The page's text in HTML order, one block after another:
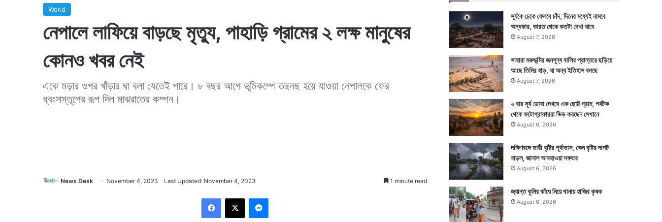
World
নেপালে লাফিয়ে বাড়ছে মৃত্যু, পাহাড়ি গ্রামের ২ লক্ষ মানুষের
কোনও খবর নেই
একে মড়ার ওপর খাঁড়ার ঘা বলা যেতেই পারে। ৮ বছর আগে ভূমিকম্পে তছনছ হয়ে যাওয়া নেপালকে ফের
ধ্বংসস্তূপের রূপ দিল মাঝরাতের কম্পন।
News Desk November 4, 2023 Last Updated: November 4, 2023 1 minute read
সূর্যকে ঢেকে ফেলবে চাঁদ, দিনের মধ্যেই নামবে
অন্ধকার, ভারত থেকে কতটা দেখা যাবে
August 7, 2026
সাহারা মরুভূমির জনশূন্য বালির প্রান্তরে ছড়িয়ে
আছে তিমির হাড়, যা অন্য ইতিহাস বলছে
August 7, 2026
২ বার সূর্য ডোবা দেখবে এক ছোট্ট গ্রাম, পর্যটক
থেকে ফটোগ্রাফাররা ভিড় করছেন সেখানে
August 6, 2026
দক্ষিণবঙ্গে ভারী বৃষ্টির পূর্বাভাস, কেন বৃষ্টির দাপট
বাড়ল, জানাল আবহাওয়া দফতর
August 6, 2026
জ্যান্ত কুমির কাঁধে নিয়ে থানায় হাজির কৃষক
August 6, 2026